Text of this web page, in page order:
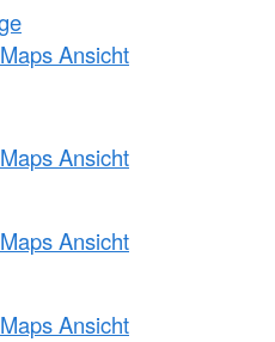
Ansicht
Ansicht
Ansicht
Ansicht